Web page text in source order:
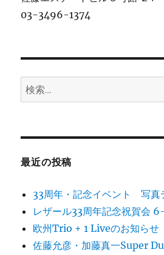
03-3496-1374
検
索:
最近の投稿
33周年・記念イベント 写真
レザール33周年記念祝賀会
欧州Trio + 1 Liveのお知らせ
佐藤允彦・加藤真一